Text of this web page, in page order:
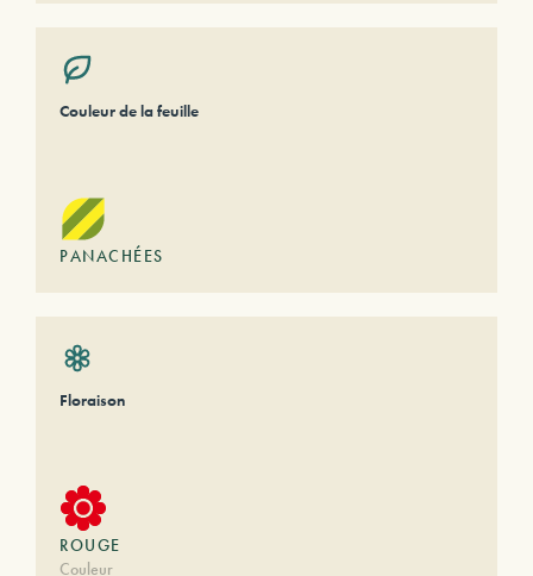
Couleur de la feuille
PANACHÉES
Floraison
ROUGE
Couleur